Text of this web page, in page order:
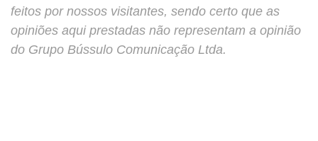
feitos por nossos visitantes, sendo certo que as
opiniões aqui prestadas não representam a opinião
do Grupo Bússulo Comunicação Ltda.